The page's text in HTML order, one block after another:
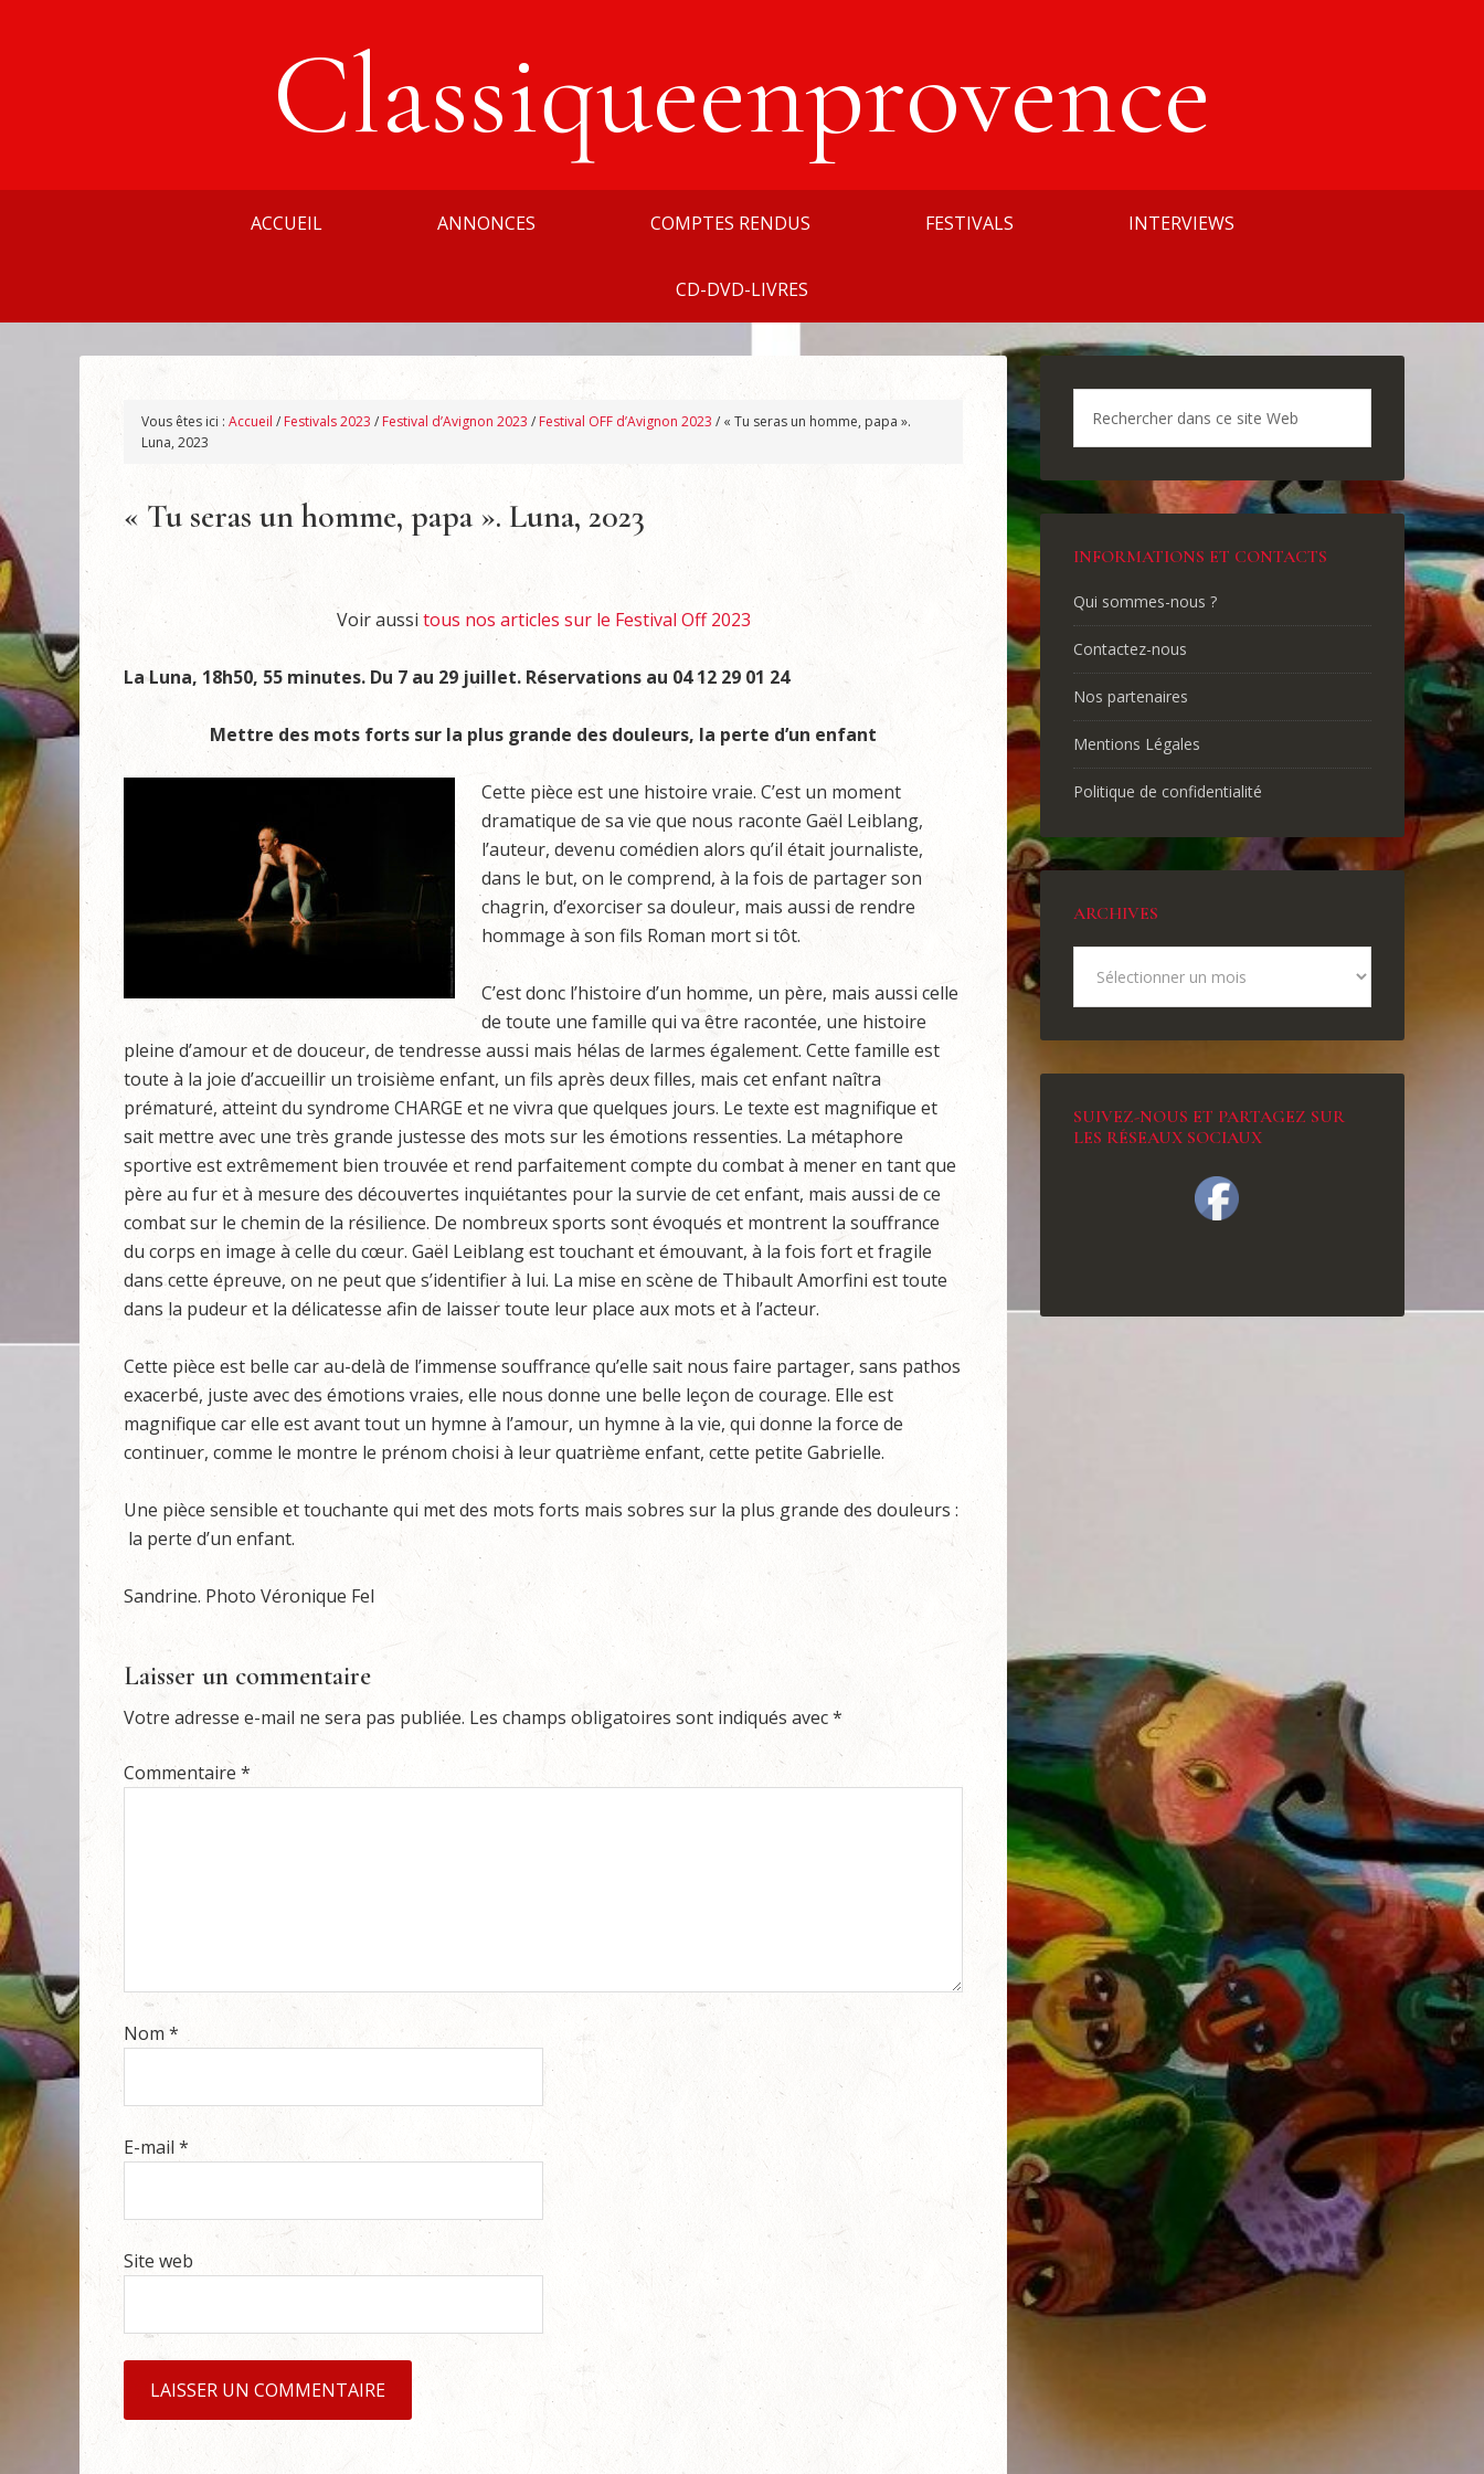
Classiqueenprovence
ACCUEIL ANNONCES COMPTES RENDUS FESTIVALS INTERVIEWS
CD-DVD-LIVRES
Vous êtes ici : Accueil / Festivals 2023 / Festival d’Avignon 2023 / Festival OFF d’Avignon 2023 / « Tu seras un homme, papa ».
Luna, 2023
« Tu seras un homme, papa ». Luna, 2023
Voir aussi tous nos articles sur le Festival Off 2023
La Luna, 18h50, 55 minutes. Du 7 au 29 juillet. Réservations au 04 12 29 01 24
Mettre des mots forts sur la plus grande des douleurs, la perte d’un enfant
Cette pièce est une histoire vraie. C’est un moment
dramatique de sa vie que nous raconte Gaël Leiblang,
l’auteur, devenu comédien alors qu’il était journaliste,
dans le but, on le comprend, à la fois de partager son
chagrin, d’exorciser sa douleur, mais aussi de rendre
hommage à son fils Roman mort si tôt.
C’est donc l’histoire d’un homme, un père, mais aussi celle
de toute une famille qui va être racontée, une histoire
pleine d’amour et de douceur, de tendresse aussi mais hélas de larmes également. Cette famille est
toute à la joie d’accueillir un troisième enfant, un fils après deux filles, mais cet enfant naîtra
prématuré, atteint du syndrome CHARGE et ne vivra que quelques jours. Le texte est magnifique et
sait mettre avec une très grande justesse des mots sur les émotions ressenties. La métaphore
sportive est extrêmement bien trouvée et rend parfaitement compte du combat à mener en tant que
père au fur et à mesure des découvertes inquiétantes pour la survie de cet enfant, mais aussi de ce
combat sur le chemin de la résilience. De nombreux sports sont évoqués et montrent la souffrance
du corps en image à celle du cœur. Gaël Leiblang est touchant et émouvant, à la fois fort et fragile
dans cette épreuve, on ne peut que s’identifier à lui. La mise en scène de Thibault Amorfini est toute
dans la pudeur et la délicatesse afin de laisser toute leur place aux mots et à l’acteur.
Cette pièce est belle car au-delà de l’immense souffrance qu’elle sait nous faire partager, sans pathos
exacerbé, juste avec des émotions vraies, elle nous donne une belle leçon de courage. Elle est
magnifique car elle est avant tout un hymne à l’amour, un hymne à la vie, qui donne la force de
continuer, comme le montre le prénom choisi à leur quatrième enfant, cette petite Gabrielle.
Une pièce sensible et touchante qui met des mots forts mais sobres sur la plus grande des douleurs :
la perte d’un enfant.
Sandrine. Photo Véronique Fel
Laisser un commentaire
Votre adresse e-mail ne sera pas publiée. Les champs obligatoires sont indiqués avec*
Commentaire *
Nom *
E-mail *
Site web
INFORMATIONS ET CONTACTS
Qui sommes-nous ?
Contactez-nous
Nos partenaires
Mentions Légales
Politique de confidentialité
ARCHIVES
SUIVEZ-NOUS ET PARTAGEZ SUR
LES RÉSEAUX SOCIAUX